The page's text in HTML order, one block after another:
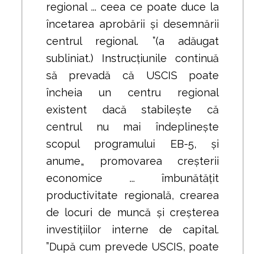
regional ... ceea ce poate duce la
încetarea aprobării și desemnării
centrul regional. ”(a adăugat
subliniat.) Instrucțiunile continuă
să prevadă că USCIS poate
încheia un centru regional
existent dacă stabilește că
centrul nu mai îndeplinește
scopul programului EB-5, și
anume„ promovarea creșterii
economice ... îmbunătățit
productivitate regională, crearea
de locuri de muncă și creșterea
investițiilor interne de capital.
”După cum prevede USCIS, poate